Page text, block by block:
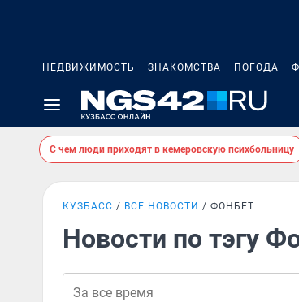
НЕДВИЖИМОСТЬ ЗНАКОМСТВА ПОГОДА
С чем люди приходят в кемеровскую психбольницу
КУЗБАСС ВСЕ НОВОСТИ ФОНБЕТ
Новости по тэгу